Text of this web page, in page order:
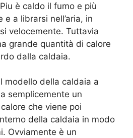
è caldo il fumo e più
e a librarsi nell’aria, in
velocemente. Tuttavia
grande quantità di calore
dalla caldaia.
modello della caldaia a
semplicemente un
che viene poi
della caldaia in modo
Ovviamente è un